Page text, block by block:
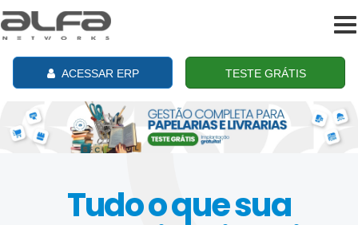
ACESSAR ERP TESTE GRÁTIS
Tudo o que sua